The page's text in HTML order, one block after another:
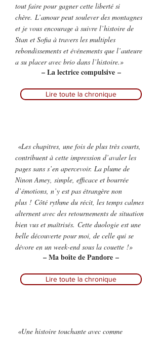
tout faire pour gagner cette liberté si
chère. L’amour peut soulever des montagnes
et je vous encourage à suivre l’histoire de
Stan et Sofia à travers les multiples
rebondissements et événements que l’auteure
a su placer avec brio dans l’histoire.»
– La lectrice compulsive –
Lire toute la chronique
«Les chapitres, une fois de plus très courts,
contribuent à cette impression d’avaler les
pages sans s’en apercevoir. La plume de
Ninon Amey, simple, efficace et bourrée
d’émotions, n’y est pas étrangère non
plus ! Côté rythme du récit, les temps calmes
alternent avec des retournements de situation
bien vus et maîtrisés. Cette duologie est une
belle découverte pour moi, de celle qui se
dévore en un week-end sous la couette !»
– Ma boîte de Pandore –
Lire toute la chronique
«Une histoire touchante avec comme